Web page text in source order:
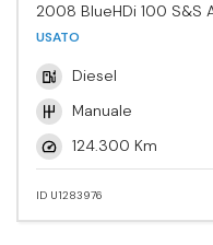
2008 BlueHDi 100 S&S
USATO
Diesel
Manuale
124.300 Km
ID U1283976